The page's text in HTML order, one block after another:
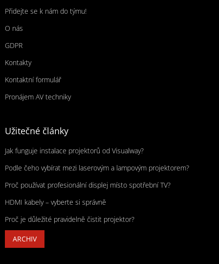
Přidejte se k nám do týmu!
O nás
GDPR
Kontakty
Kontaktní formulář
Pronájem AV techniky
Užitečné články
Jak funguje instalace projektorů od Visualway?
Podle čeho vybírat mezi laserovým a lampovým projektorem?
Proč používat profesionální displej místo spotřební TV?
HDMI kabely – vyberte si správně
Proč je důležité pravidelně čistit projektor?
ARCHIV